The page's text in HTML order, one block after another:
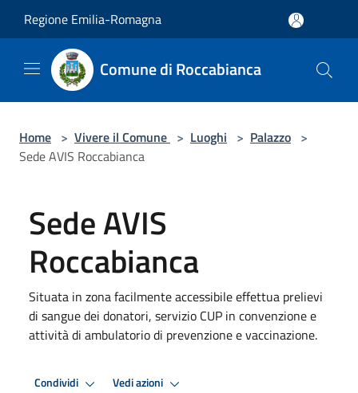
Regione Emilia-Romagna
Comune di Roccabianca
Home > Vivere il Comune > Luoghi > Palazzo >
Sede AVIS Roccabianca
Sede AVIS
Roccabianca
Situata in zona facilmente accessibile effettua prelievi
di sangue dei donatori, servizio CUP in convenzione e
attività di ambulatorio di prevenzione e vaccinazione.
Condividi Vedi azioni